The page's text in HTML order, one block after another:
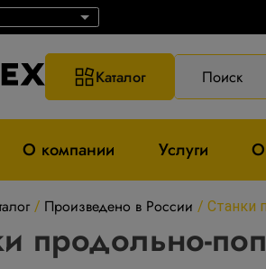
Каталог Поиск
О компании Услуги
/ Произведено в России / Станки
продольно-